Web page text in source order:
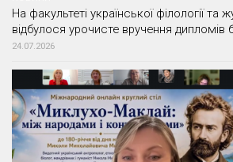
На факультеті української філології та
відбулося урочисте вручення дипломів
24.07.2026